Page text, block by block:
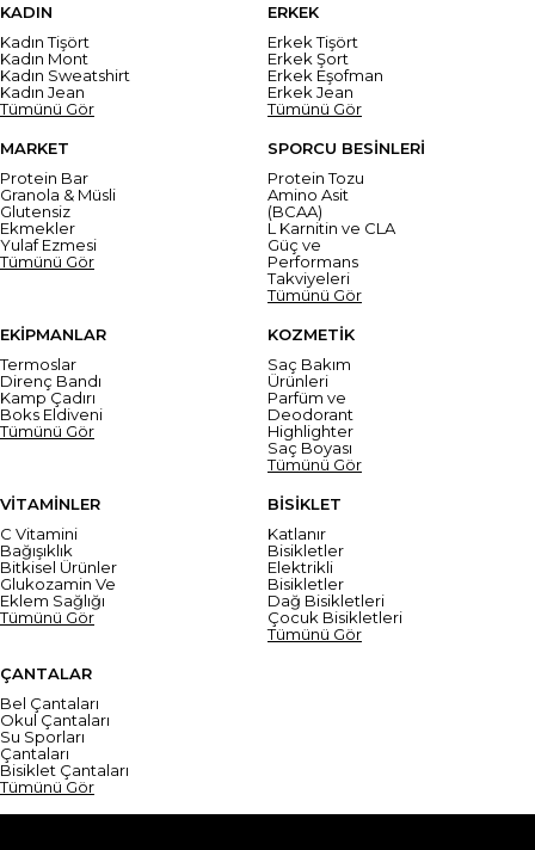
KADIN
Kadın Tişört
Kadın Mont
Kadın Sweatshirt
Kadın Jean
Tümünü Gör
ERKEK
Erkek Tişört
Erkek Şort
Erkek Eşofman
Erkek Jean
Tümünü Gör
MARKET
Protein Bar
Granola & Müsli
Glutensiz
Ekmekler
Yulaf Ezmesi
Tümünü Gör
SPORCU BESİNLERİ
Protein Tozu
Amino Asit
(BCAA)
L Karnitin ve CLA
Güç ve
Performans
Takviyeleri
Tümünü Gör
EKİPMANLAR
Termoslar
Direnç Bandı
Kamp Çadırı
Boks Eldiveni
Tümünü Gör
KOZMETİK
Saç Bakım
Ürünleri
Parfüm ve
Deodorant
Highlighter
Saç Boyası
Tümünü Gör
VİTAMİNLER
C Vitamini
Bağışıklık
Bitkisel Ürünler
Glukozamin Ve
Eklem Sağlığı
Tümünü Gör
BİSİKLET
Katlanır
Bisikletler
Elektrikli
Bisikletler
Dağ Bisikletleri
Çocuk Bisikletleri
Tümünü Gör
ÇANTALAR
Bel Çantaları
Okul Çantaları
Su Sporları
Çantaları
Bisiklet Çantaları
Tümünü Gör